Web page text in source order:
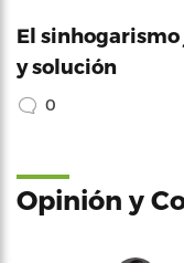
El
y solución
0
Opinión y